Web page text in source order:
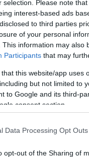
selection. Please note
interest-based ads
to third parties
of your personal
This information may also
Participants that may
that this website/app
but not limited to
to Google and its third-
consent section.
Data Processing Opt Outs
opt-out of the Sharing of